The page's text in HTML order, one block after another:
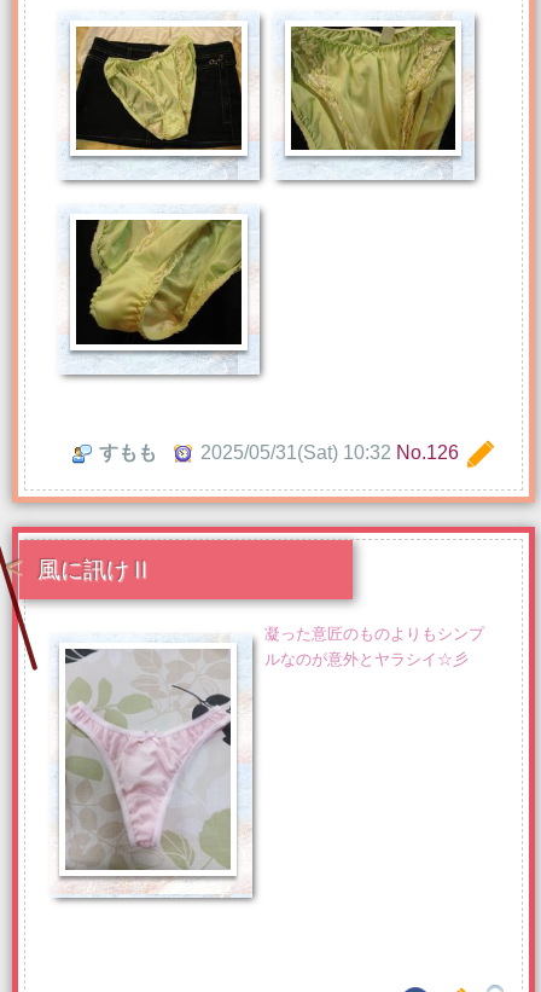
すもも 2025/05/31(Sat) 10:32 No.126
風に訊けⅡ
凝った意匠のものよりもシンプ
ルなのが意外とヤラシイ☆彡